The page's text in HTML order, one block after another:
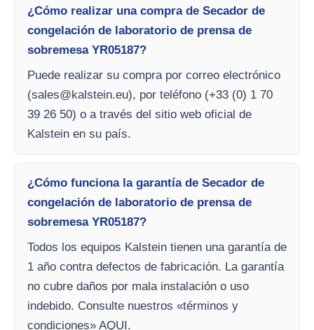
¿Cómo realizar una compra de Secador de
congelación de laboratorio de prensa de
sobremesa YR05187?
Puede realizar su compra por correo electrónico
(sales@kalstein.eu), por teléfono (+33 (0) 1 70
39 26 50) o a través del sitio web oficial de
Kalstein en su país.
¿Cómo funciona la garantía de Secador de
congelación de laboratorio de prensa de
sobremesa YR05187?
Todos los equipos Kalstein tienen una garantía de
1 año contra defectos de fabricación. La garantía
no cubre daños por mala instalación o uso
indebido. Consulte nuestros «términos y
condiciones» AQUI.